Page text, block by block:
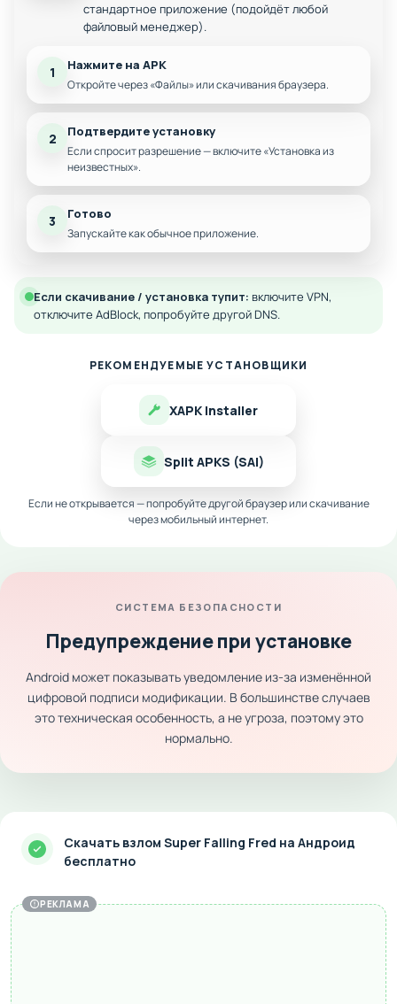
стандартное приложение (подойдёт любой
файловый менеджер).
1 Нажмите на APK
Откройте через «Файлы» или скачивания браузера.
2 Подтвердите установку
Если спросит разрешение — включите «Установка из
неизвестных».
3 Готово
Запускайте как обычное приложение.
Если скачивание / установка тупит: включите VPN,
отключите AdBlock, попробуйте другой DNS.
РЕКОМЕНДУЕМЫЕ УСТАНОВЩИКИ
XAPK Installer
Split APKS (SAI)
Если не открывается — попробуйте другой браузер или скачивание
через мобильный интернет.
СИСТЕМА БЕЗОПАСНОСТИ
Предупреждение при установке
Android может показывать уведомление из-за изменённой
цифровой подписи модификации. В большинстве случаев
это техническая особенность, а не угроза, поэтому это
нормально.
Скачать взлом Super Falling Fred на Андроид
бесплатно
РЕКЛАМА